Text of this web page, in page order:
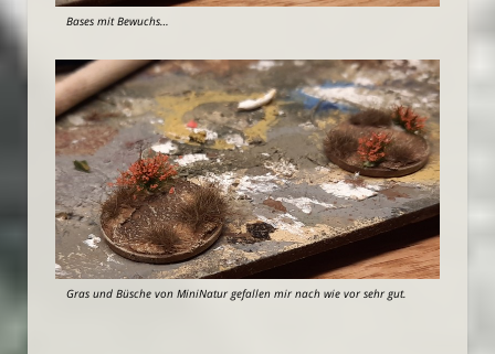
Bases mit Bewuchs…
Gras und Büsche von MiniNatur gefallen mir nach wie vor sehr gut.